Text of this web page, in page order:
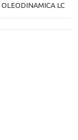
OLEODINAMICA LC